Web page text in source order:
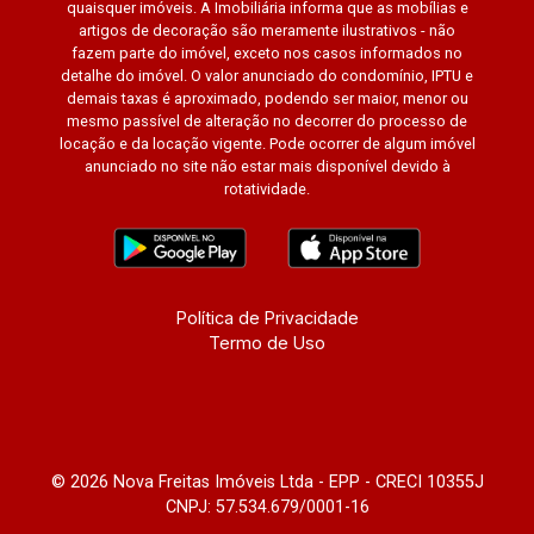
regiões que mais se valorizam entre São José
dos Campos, Jambeiro e São Paulo. Se você
procura um terreno exclusivo em condomínio
fechado, com excelente localização,
infraestrutura completa, vista privilegiada e um
estilo de vida diferenciado, esta é uma
oportunidade única para transformar o seu
conhecer pessoalmente um dos melhores lotes
disponíveis no Residencial Santa Bárbara.
quaisquer imóveis. A Imobiliária informa que as mobílias e
artigos de decoração são meramente ilustrativos - não
fazem parte do imóvel, exceto nos casos informados no
detalhe do imóvel. O valor anunciado do condomínio, IPTU e
demais taxas é aproximado, podendo ser maior, menor ou
mesmo passível de alteração no decorrer do processo de
locação e da locação vigente. Pode ocorrer de algum imóvel
anunciado no site não estar mais disponível devido à
rotatividade.
Política de Privacidade
Termo de Uso
© 2026 Nova Freitas Imóveis Ltda - EPP - CRECI 10355J
CNPJ: 57.534.679/0001-16